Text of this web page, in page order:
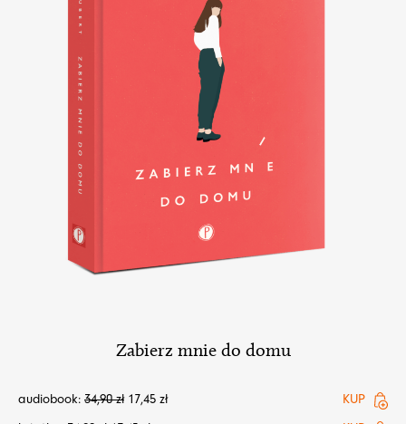
Zabierz mnie do domu
audiobook: 34,90zł 17,45 zł
KUP